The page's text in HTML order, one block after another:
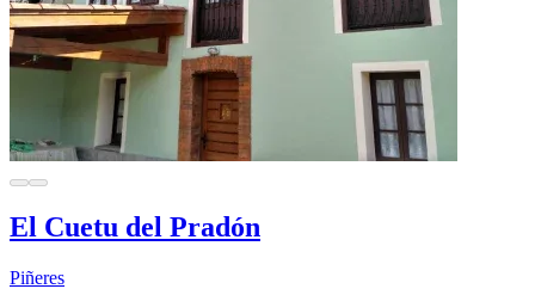
El Cuetu del Pradón
Piñeres